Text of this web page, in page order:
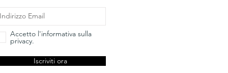
Accetto l'informativa sulla
privacy.
Iscriviti ora